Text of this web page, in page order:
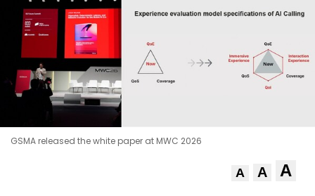
GSMA released the white paper at MWC 2026
A A A